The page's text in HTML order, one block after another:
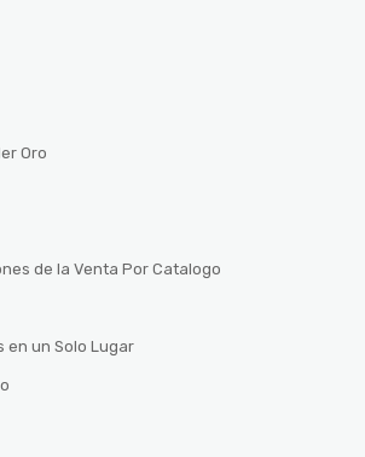
Oro
de la Venta Por Catalogo
en un Solo Lugar